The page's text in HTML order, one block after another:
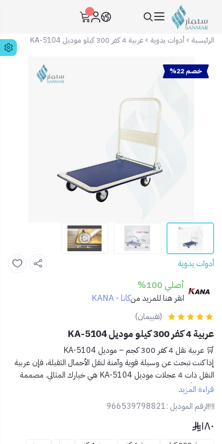
سنمار Sanmar
٠
الرئيسية أدوات يدوية عربية 4 كفر 300 كيلو موديل KA-5104
خصم 22%
أدوات يدوية
أصلي 100%
انقر هنا للمزيد منكانا - KANA
(تقييمان)
عربية 4 كفر 300 كيلو موديل KA-5104
🛒 عربية نقل 4 كفر 300 كجم – موديل KA-5104
إذا كنت تبحث عن وسيلة قوية وآمنة لنقل الأحمال الثقيلة، فإنعربية
النقل ذات 4 عجلات موديل KA-5104
هي خيارك المثالي. مصممة
لتحمل أقصى الاستخدامات في المستودعات والمصانع والمحال
التجارية.
✅المميزات:
قراءة المزيد
رقم الموديل :966539798821
١٨٠